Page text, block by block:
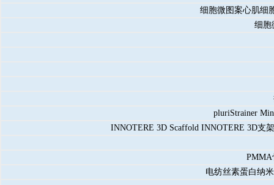
细胞微图案心肌细
细胞
pluriStrainer
INNOTERE 3D Scaffold INNOTERE 3D支
PMMA
电纺丝素蛋白纳